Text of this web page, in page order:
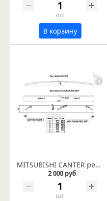
шт
В корзину
MITSUBISHI CANTER рессора задняя лист № 9 (Арт. IR 01-11-09)
2 000 руб
шт